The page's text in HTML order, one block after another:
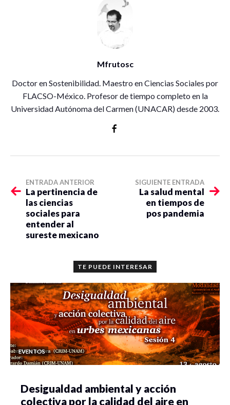
Mfrutosc
Doctor en Sostenibilidad. Maestro en Ciencias Sociales por
FLACSO-México. Profesor de tiempo completo en la
Universidad Autónoma del Carmen (UNACAR) desde 2003.
ENTRADA ANTERIOR
La pertinencia de
las ciencias
sociales para
entender al
sureste mexicano
SIGUIENTE ENTRADA
La salud mental
en tiempos de
pos pandemia
TE PUEDE INTERESAR
EVENTOS
Desigualdad ambiental y acción
colectiva por la calidad del aire en